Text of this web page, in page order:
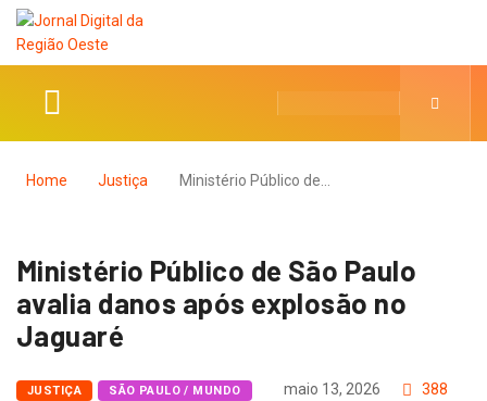
Home Justiça Ministério Público de…
Ministério Público de São Paulo
avalia danos após explosão no
Jaguaré
JUSTIÇA SÃO PAULO / MUNDO maio 13, 2026 388